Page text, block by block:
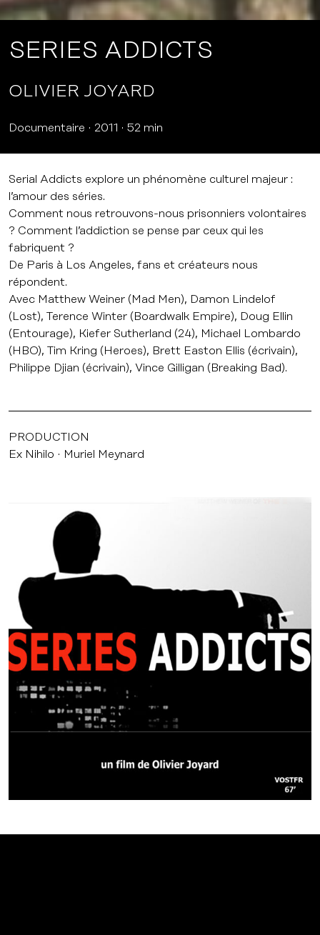
SERIES ADDICTS
OLIVIER JOYARD
Documentaire 2011 52 min
Serial Addicts explore un phénomène culturel majeur :
l’amour des séries.
Comment nous retrouvons-nous prisonniers volontaires
? Comment l’addiction se pense par ceux qui les
fabriquent ?
De Paris à Los Angeles, fans et créateurs nous
répondent.
Avec Matthew Weiner (Mad Men), Damon Lindelof
(Lost), Terence Winter (Boardwalk Empire), Doug Ellin
(Entourage), Kiefer Sutherland (24), Michael Lombardo
(HBO), Tim Kring (Heroes), Brett Easton Ellis (écrivain),
Philippe Djian (écrivain), Vince Gilligan (Breaking Bad).
PRODUCTION
Ex Nihilo
Muriel Meynard